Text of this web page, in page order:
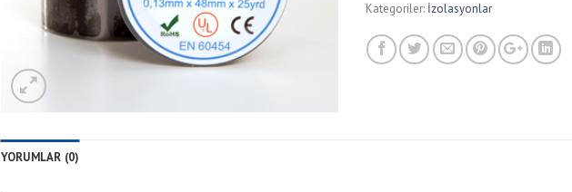
Kategoriler: İzolasyonlar
YORUMLAR (0)